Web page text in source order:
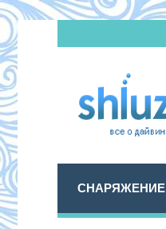
СНАРЯЖЕНИЕ